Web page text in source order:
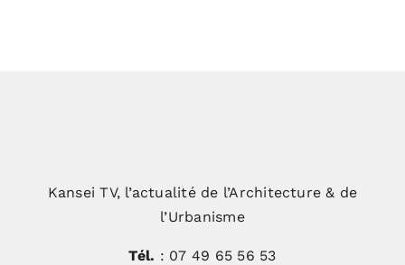
Kansei TV, l’actualité de l’Architecture & de
l’Urbanisme
Tél. : 07 49 65 56 53